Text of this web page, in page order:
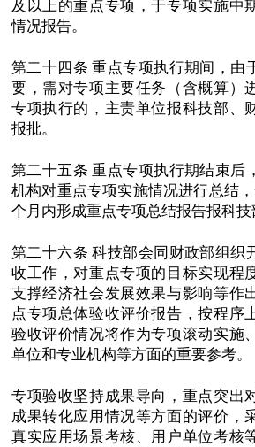
及以上的重点专项，于专项实施中
情况报告。
第二十四条 重点专项执行期间，由
要，需对专项主要任务（含概算）
专项执行的，主责单位报科技部、
报批。
第二十五条 重点专项执行期结束后
机构对重点专项实施情况进行总结
个月内形成重点专项总结报告报科技
第二十六条 科技部会同财政部组织
收工作，对重点专项的目标实现程
支撑经济社会发展效果与影响等作
点专项总体验收评价报告，按程序
验收评价情况将作为专项滚动实施
单位和专业机构等方面的重要参考。
专项验收坚持成果导向，重点突出
成果转化应用情况等方面的评价，
真实应用场景考核、用户单位考核